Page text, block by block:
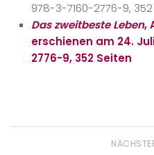
978-3-7160-2776-9,
Das zweitbeste Leben,
erschienen am 24.
2776-9, 352 Seiten